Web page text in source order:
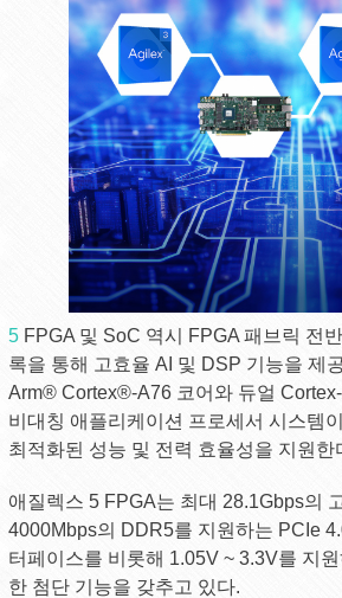
5FPGA 및 SoC 역시 FPGA 패브릭 전
록을 통해 고효율 AI 및 DSP 기능을 제
Arm® Cortex®-A76 코어와 듀얼
비대칭 애플리케이션 프로세서 시스템
최적화된 성능 및 전력 효율성을 지원한
애질렉스 5 FPGA는 최대 28.1Gbps의
4000Mbps의 DDR5를 지원하는 PCIe
터페이스를 비롯해 1.05V ~ 3.3V를 지
한 첨단 기능을 갖추고 있다.